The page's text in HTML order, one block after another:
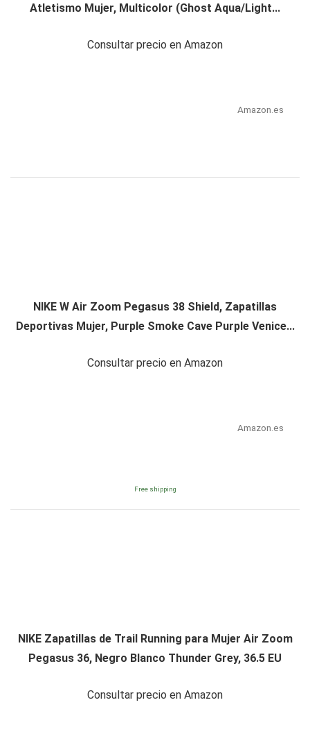
Atletismo Mujer, Multicolor (Ghost Aqua/Light...
Consultar precio en Amazon
Amazon.es
NIKE W Air Zoom Pegasus 38 Shield, Zapatillas
Deportivas Mujer, Purple Smoke Cave Purple Venice...
Consultar precio en Amazon
Amazon.es
Free shipping
NIKE Zapatillas de Trail Running para Mujer Air Zoom
Pegasus 36, Negro Blanco Thunder Grey, 36.5 EU
Consultar precio en Amazon